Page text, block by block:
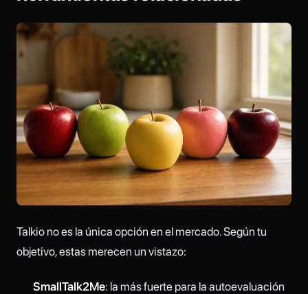
Talkio no es la única opción en el mercado. Según tu
objetivo, estas merecen un vistazo:
SmallTalk2Me: la más fuerte para la autoevaluación